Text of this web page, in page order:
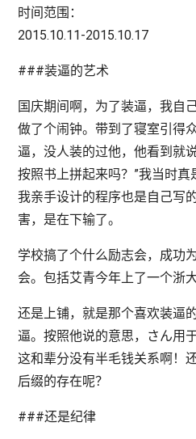
时间范围：
2015.10.11-2015.10.17
###装逼的艺术
国庆期间啊，为了装逼，我自
做了个闹钟。带到了寝室引得
逼，没人装的过他，他看到就
按照书上拼起来吗？”我当时
我亲手设计的程序也是自己写
害，是在下输了。
学校搞了个什么励志会，成功
会。包括艾青今年上了一个浙大
还是上铺，就是那个喜欢装逼
逼。按照他说的意思，さん用
这和辈分没有半毛钱关系啊！
后缀的存在呢？
###还是纪律